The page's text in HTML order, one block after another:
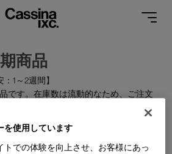
商品
1～2週間】
です。在庫数は流動的なため、ご注文
：1～3か月】
国内で製作する商品です。
を使用しています
トでの体験を向上させ、お客様にあっ